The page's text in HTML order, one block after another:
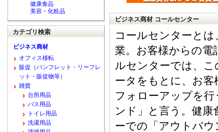
ビジネス商材 コールセンター
コールセンターと
業。お客様からの
ルセンターでは、
ータをもとに、お
フォローアップを
ンド」と言う。健
ーでの「アウトバ
健康食品
美容・化粧品
カテゴリ検索
ビジネス商材
オフィス移転
販促（パンフレット・リーフレ
ット・販促物等）
雑貨
台所用品
バス用品
トイレ用品
洗濯用品